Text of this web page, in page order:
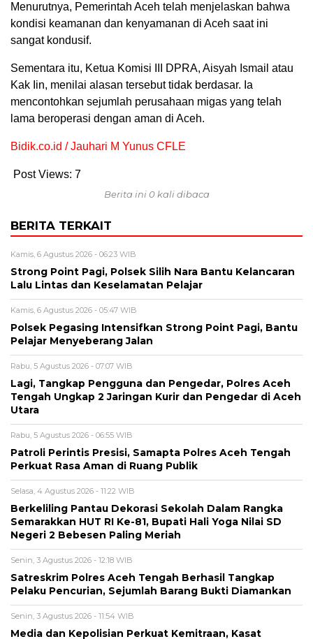
Menurutnya, Pemerintah Aceh telah menjelaskan bahwa
kondisi keamanan dan kenyamanan di Aceh saat ini
sangat kondusif.
Sementara itu, Ketua Komisi III DPRA, Aisyah Ismail atau
Kak Iin, menilai alasan tersebut tidak berdasar. Ia
mencontohkan sejumlah perusahaan migas yang telah
lama beroperasi dengan aman di Aceh.
Bidik.co.id / Jauhari M Yunus CFLE
Post Views: 7
Berita ini 0 kali dibaca
BERITA TERKAIT
Kamis, 6 Agustus 2026 - 06:23 WIB
Strong Point Pagi, Polsek Silih Nara Bantu Kelancaran
Lalu Lintas dan Keselamatan Pelajar
Kamis, 6 Agustus 2026 - 05:47 WIB
Polsek Pegasing Intensifkan Strong Point Pagi, Bantu
Pelajar Menyeberang Jalan
Rabu, 5 Agustus 2026 - 07:07 WIB
Lagi, Tangkap Pengguna dan Pengedar, Polres Aceh
Tengah Ungkap 2 Jaringan Kurir dan Pengedar di Aceh
Utara
Rabu, 5 Agustus 2026 - 06:55 WIB
Patroli Perintis Presisi, Samapta Polres Aceh Tengah
Perkuat Rasa Aman di Ruang Publik
Selasa, 4 Agustus 2026 - 11:22 WIB
Berkeliling Pantau Dekorasi Sekolah Dalam Rangka
Semarakkan HUT RI Ke-81, Bupati Hali Yoga Nilai SD
Negeri 2 Bebesen Paling Meriah
Senin, 3 Agustus 2026 - 12:18 WIB
Satreskrim Polres Aceh Tengah Berhasil Tangkap
Pelaku Pencurian, Sejumlah Barang Bukti Diamankan
Senin, 3 Agustus 2026 - 11:54 WIB
Media dan Kepolisian Perkuat Kemitraan, Kasat